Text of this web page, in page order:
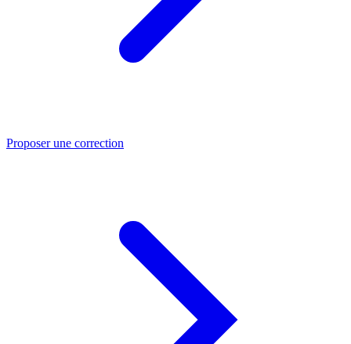
Proposer une correction